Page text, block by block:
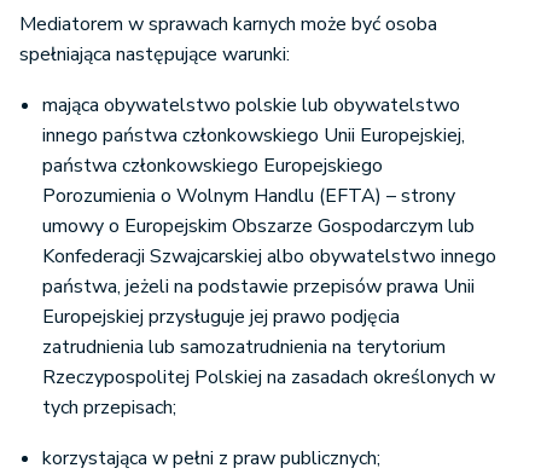
Mediatorem w sprawach karnych może być osoba
spełniająca następujące warunki:
mająca obywatelstwo polskie lub obywatelstwo
innego państwa członkowskiego Unii Europejskiej,
państwa członkowskiego Europejskiego
Porozumienia o Wolnym Handlu (EFTA) – strony
umowy o Europejskim Obszarze Gospodarczym lub
Konfederacji Szwajcarskiej albo obywatelstwo innego
państwa, jeżeli na podstawie przepisów prawa Unii
Europejskiej przysługuje jej prawo podjęcia
zatrudnienia lub samozatrudnienia na terytorium
Rzeczypospolitej Polskiej na zasadach określonych w
tych przepisach;
korzystająca w pełni z praw publicznych;